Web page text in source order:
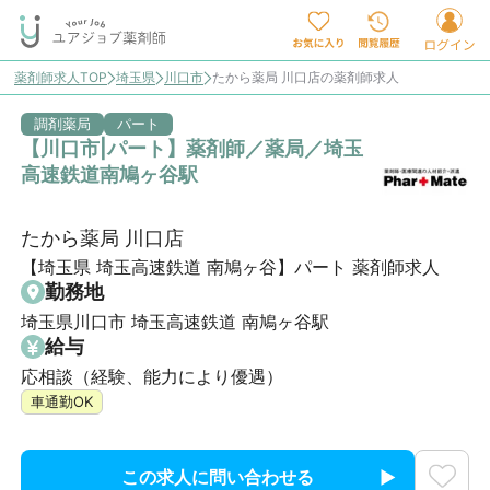
薬剤師求人TOP 埼玉県 川口市 たから薬局 川口店の薬剤師求人
調剤薬局 パート
【川口市|パート】薬剤師／薬局／埼玉
高速鉄道南鳩ヶ谷駅
たから薬局 川口店
【埼玉県 埼玉高速鉄道 南鳩ヶ谷】パート 薬剤師求人
勤務地
埼玉県川口市 埼玉高速鉄道 南鳩ヶ谷駅
給与
応相談（経験、能力により優遇）
車通勤OK
この求人に問い合わせる